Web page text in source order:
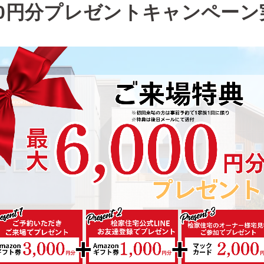
円分プレゼントキャンペーン